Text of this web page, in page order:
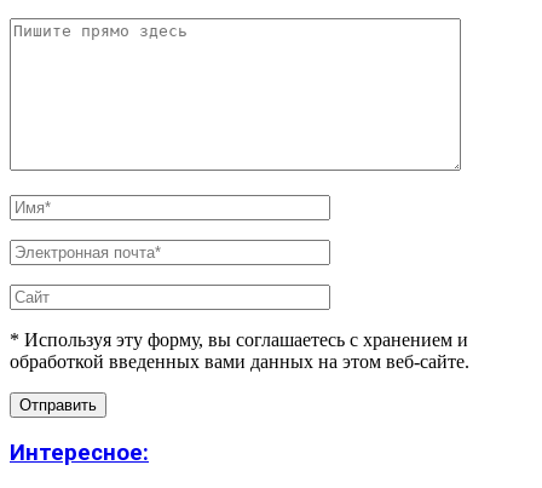
* Используя эту форму, вы соглашаетесь с хранением и
обработкой введенных вами данных на этом веб-сайте.
Интересное: